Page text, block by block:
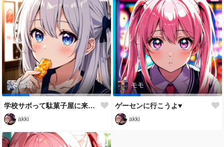
雪音
学校サボって駄菓子屋に来たよ♥
akki
モモ
ゲーセンに行こうよ♥
akki